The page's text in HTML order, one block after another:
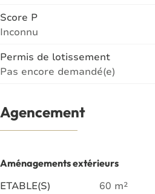
Score P
Inconnu
Permis de lotissement
Pas encore demandé(e)
Agencement
Aménagements extérieurs
ETABLE(S)
60 m²